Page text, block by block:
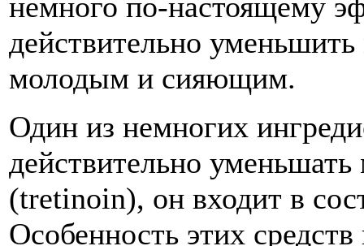
действительно
молодым и сияющим.
Один из немногих
действительно
(tretinoin), он входит в
Особенность этих